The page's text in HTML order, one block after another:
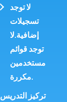
لا توجد
تسجيلات
إضافية.لا
توجد قوائم
مستخدمين
مكررة.
تركيز التدريس